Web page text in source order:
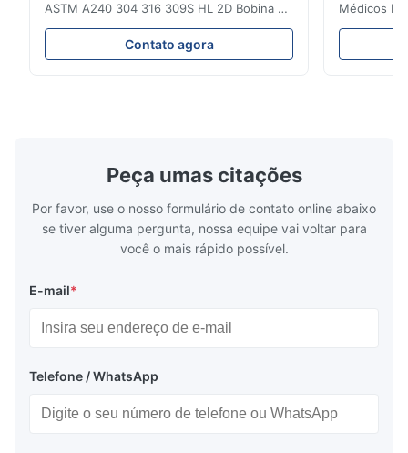
ASTM A240 304 316 309S HL 2D Bobina de
Aço Inoxidável Laminada a Quente/Frio 304
316 309S 310 310S 316L 321 ASTM A240
Especificações do Produto Nome do
Contato agora
Médicos
Chapa Ss
Laminadas
Peça umas citações
Por favor, use o nosso formulário de contato online abaixo
se tiver alguma pergunta, nossa equipe vai voltar para
você o mais rápido possível.
E-mail*
Telefone / WhatsApp